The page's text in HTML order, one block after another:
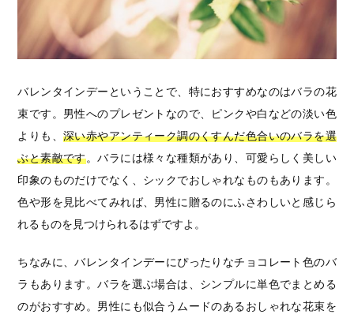
バレンタインデーということで、特におすすめなのはバラの花
束です。男性へのプレゼントなので、ピンクや白などの淡い色
よりも、深い赤やアンティーク調のくすんだ色合いのバラを選
ぶと素敵です。バラには様々な種類があり、可愛らしく美しい
印象のものだけでなく、シックでおしゃれなものもあります。
色や形を見比べてみれば、男性に贈るのにふさわしいと感じら
れるものを見つけられるはずですよ。
ちなみに、バレンタインデーにぴったりなチョコレート色のバ
ラもあります。バラを選ぶ場合は、シンプルに単色でまとめる
のがおすすめ。男性にも似合うムードのあるおしゃれな花束を